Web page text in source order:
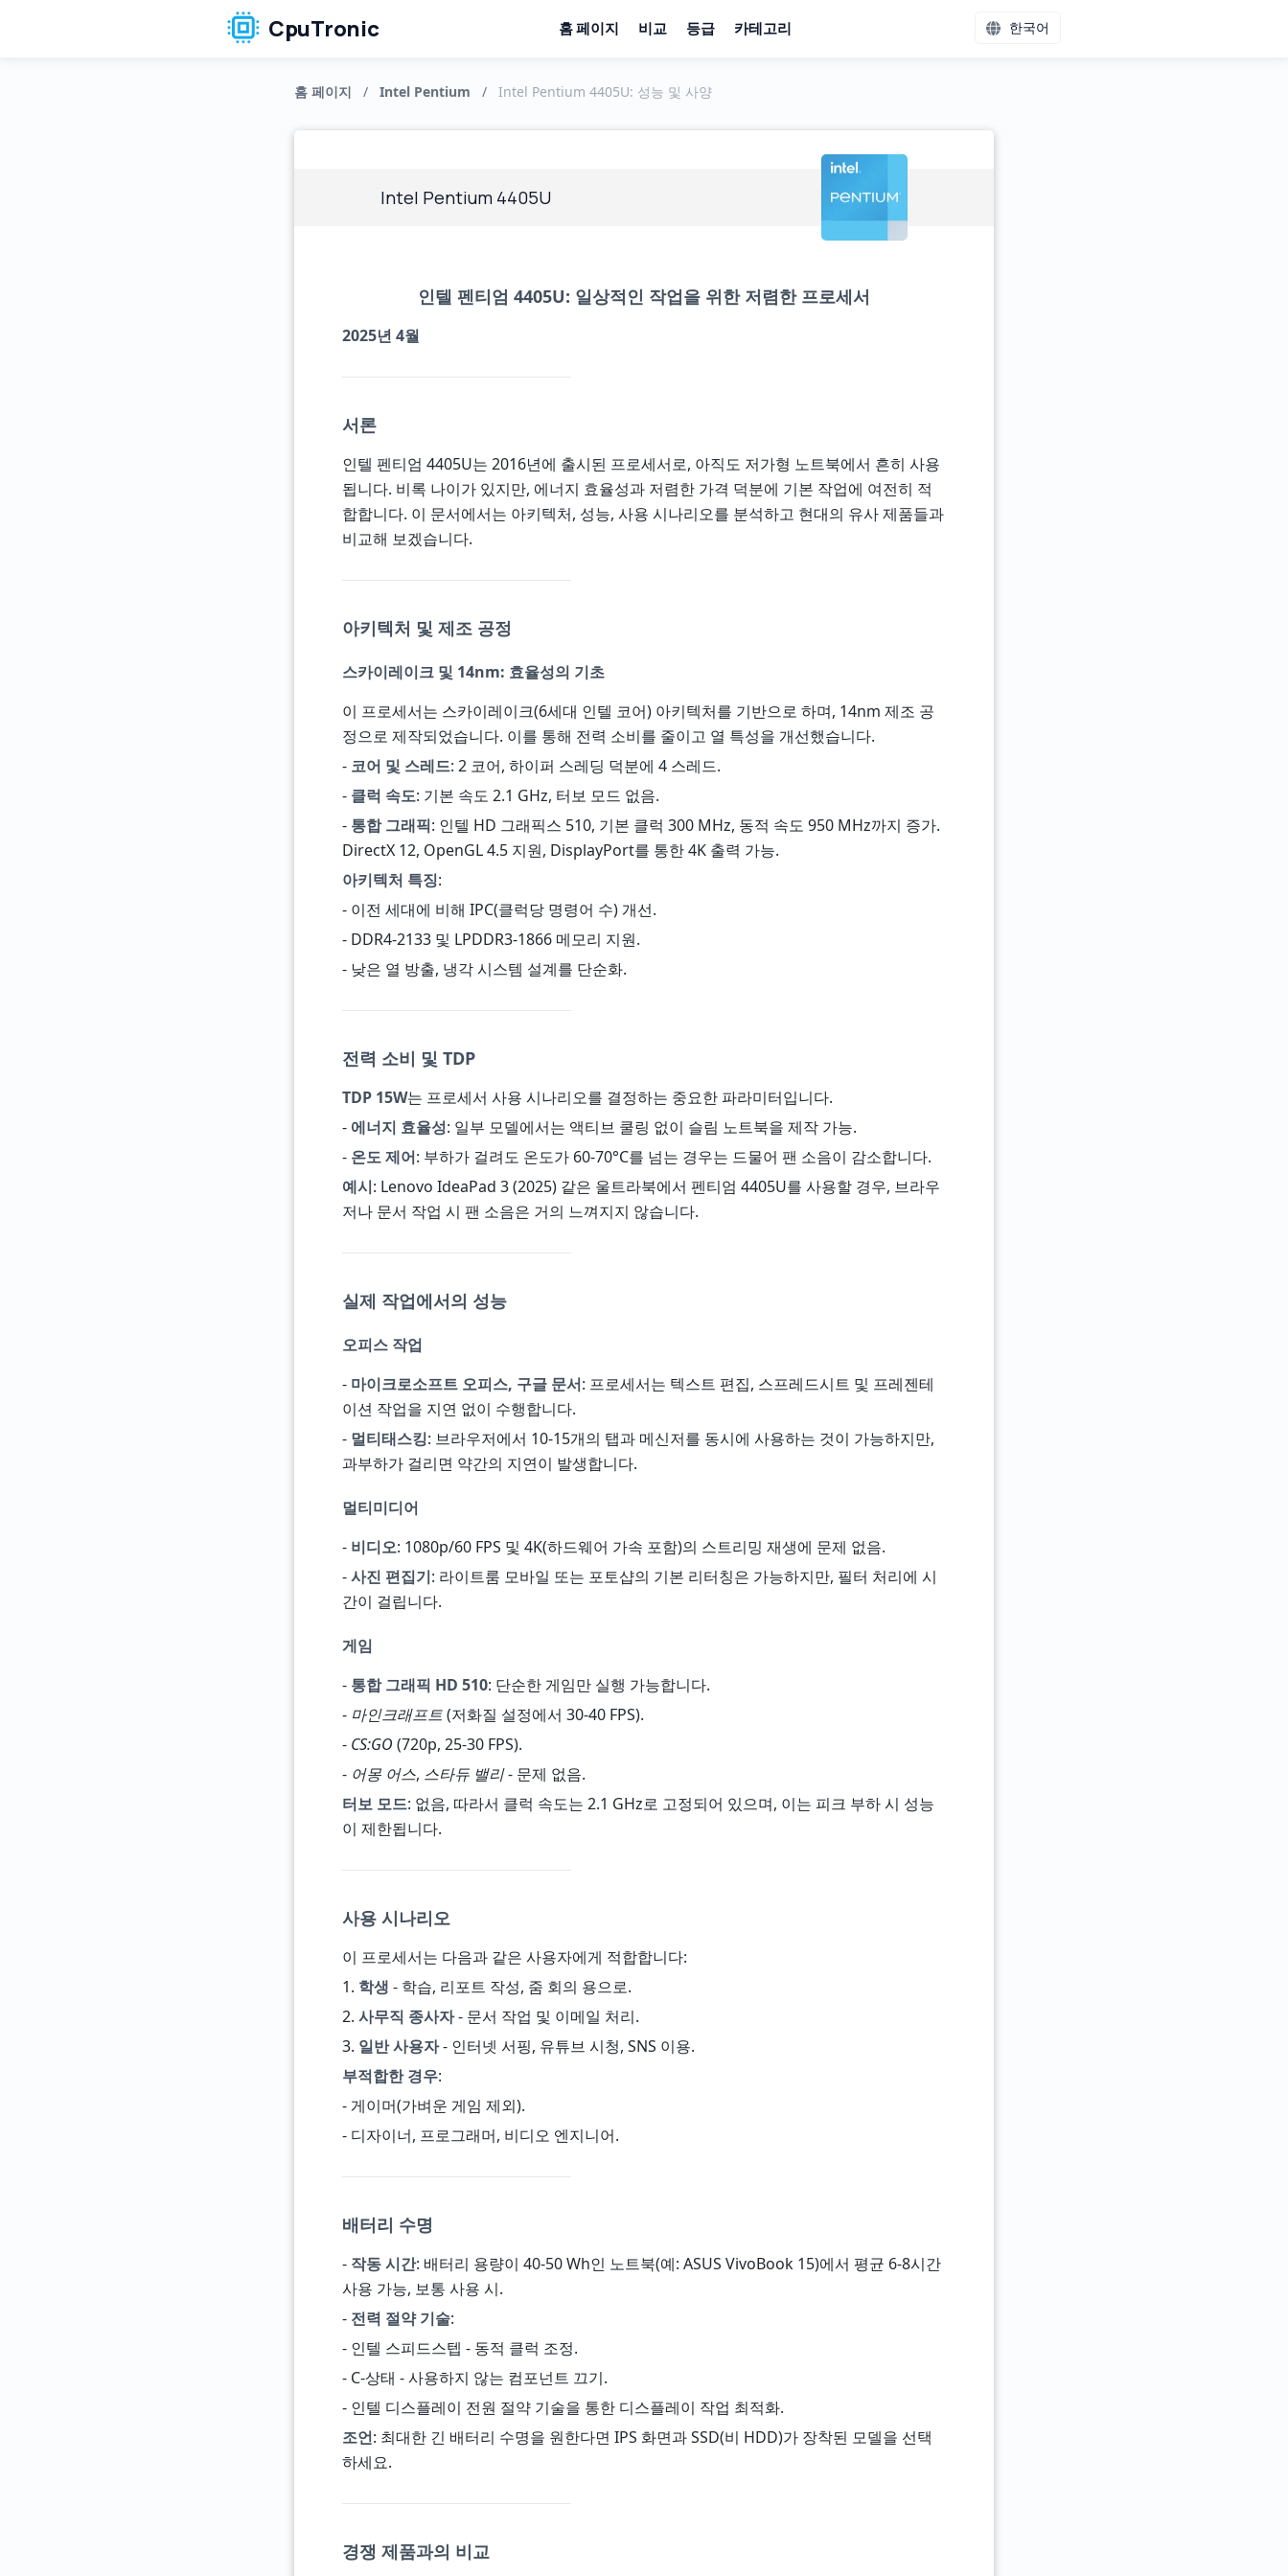
CpuTronic 홈 페이지 비교 등급 카테고리 한국어
홈 페이지 / Intel Pentium / Intel Pentium 4405U: 성능 및 사양
Intel Pentium 4405U
인텔 펜티엄 4405U: 일상적인 작업을 위한 저렴한 프로세서
2025년 4월
서론
인텔 펜티엄 4405U는 2016년에 출시된 프로세서로, 아직도 저가형 노트북에서 흔히 사용
됩니다. 비록 나이가 있지만, 에너지 효율성과 저렴한 가격 덕분에 기본 작업에 여전히 적
합합니다. 이 문서에서는 아키텍처, 성능, 사용 시나리오를 분석하고 현대의 유사 제품들과
비교해 보겠습니다.
아키텍처 및 제조 공정
스카이레이크 및 14nm: 효율성의 기초
이 프로세서는 스카이레이크(6세대 인텔 코어) 아키텍처를 기반으로 하며, 14nm 제조 공
정으로 제작되었습니다. 이를 통해 전력 소비를 줄이고 열 특성을 개선했습니다.
- 코어 및 스레드: 2 코어, 하이퍼 스레딩 덕분에 4 스레드.
- 클럭 속도: 기본 속도 2.1 GHz, 터보 모드 없음.
- 통합 그래픽: 인텔 HD 그래픽스 510, 기본 클럭 300 MHz, 동적 속도 950 MHz까지 증가.
DirectX 12, OpenGL 4.5 지원, DisplayPort를 통한 4K 출력 가능.
아키텍처 특징:
- 이전 세대에 비해 IPC(클럭당 명령어 수) 개선.
- DDR4-2133 및 LPDDR3-1866 메모리 지원.
- 낮은 열 방출, 냉각 시스템 설계를 단순화.
전력 소비 및 TDP
TDP 15W는 프로세서 사용 시나리오를 결정하는 중요한 파라미터입니다.
- 에너지 효율성: 일부 모델에서는 액티브 쿨링 없이 슬림 노트북을 제작 가능.
- 온도 제어: 부하가 걸려도 온도가 60-70°C를 넘는 경우는 드물어 팬 소음이 감소합니다.
예시: Lenovo IdeaPad 3 (2025) 같은 울트라북에서 펜티엄 4405U를 사용할 경우, 브라우
저나 문서 작업 시 팬 소음은 거의 느껴지지 않습니다.
실제 작업에서의 성능
오피스 작업
- 마이크로소프트 오피스, 구글 문서: 프로세서는 텍스트 편집, 스프레드시트 및 프레젠테
이션 작업을 지연 없이 수행합니다.
- 멀티태스킹: 브라우저에서 10-15개의 탭과 메신저를 동시에 사용하는 것이 가능하지만,
과부하가 걸리면 약간의 지연이 발생합니다.
멀티미디어
- 비디오: 1080p/60 FPS 및 4K(하드웨어 가속 포함)의 스트리밍 재생에 문제 없음.
-사진 편집기: 라이트룸 모바일 또는 포토샵의 기본 리터칭은 가능하지만, 필터 처리에 시
간이 걸립니다.
게임
- 통합 그래픽 HD 510: 단순한 게임만 실행 가능합니다.
- 마인크래프트(저화질 설정에서 30-40 FPS).
- CS:GO (720p, 25-30 FPS).
- 어몽 어스, 스타듀 밸리- 문제 없음.
터보 모드: 없음, 따라서 클럭 속도는 2.1 GHz로 고정되어 있으며, 이는 피크 부하 시 성능
이 제한됩니다.
사용 시나리오
이 프로세서는 다음과 같은 사용자에게 적합합니다:
1. 학생 - 학습, 리포트 작성, 줌 회의 용으로.
2. 사무직 종사자- 문서 작업 및 이메일 처리.
3. 일반 사용자- 인터넷 서핑, 유튜브 시청, SNS 이용.
부적합한 경우:
- 게이머(가벼운 게임 제외).
- 디자이너, 프로그래머, 비디오 엔지니어.
배터리 수명
- 작동 시간: 배터리 용량이 40-50 Wh인 노트북(예: ASUS VivoBook 15)에서 평균 6-8시간
사용 가능, 보통 사용 시.
- 전력 절약 기술:
- 인텔 스피드스텝 - 동적 클럭 조정.
- C-상태 - 사용하지 않는 컴포넌트 끄기.
- 인텔 디스플레이 전원 절약 기술을 통한 디스플레이 작업 최적화.
조언: 최대한 긴 배터리 수명을 원한다면 IPS 화면과 SSD(비 HDD)가 장착된 모델을 선택
하세요.
경쟁 제품과의 비교